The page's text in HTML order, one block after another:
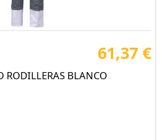
61,37 €
RODILLERAS BLANCO